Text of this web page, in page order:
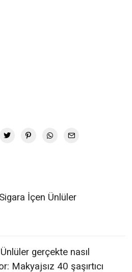
İçen Ünlüler
gerçekte nasıl
Makyajsız 40 şaşırtıcı